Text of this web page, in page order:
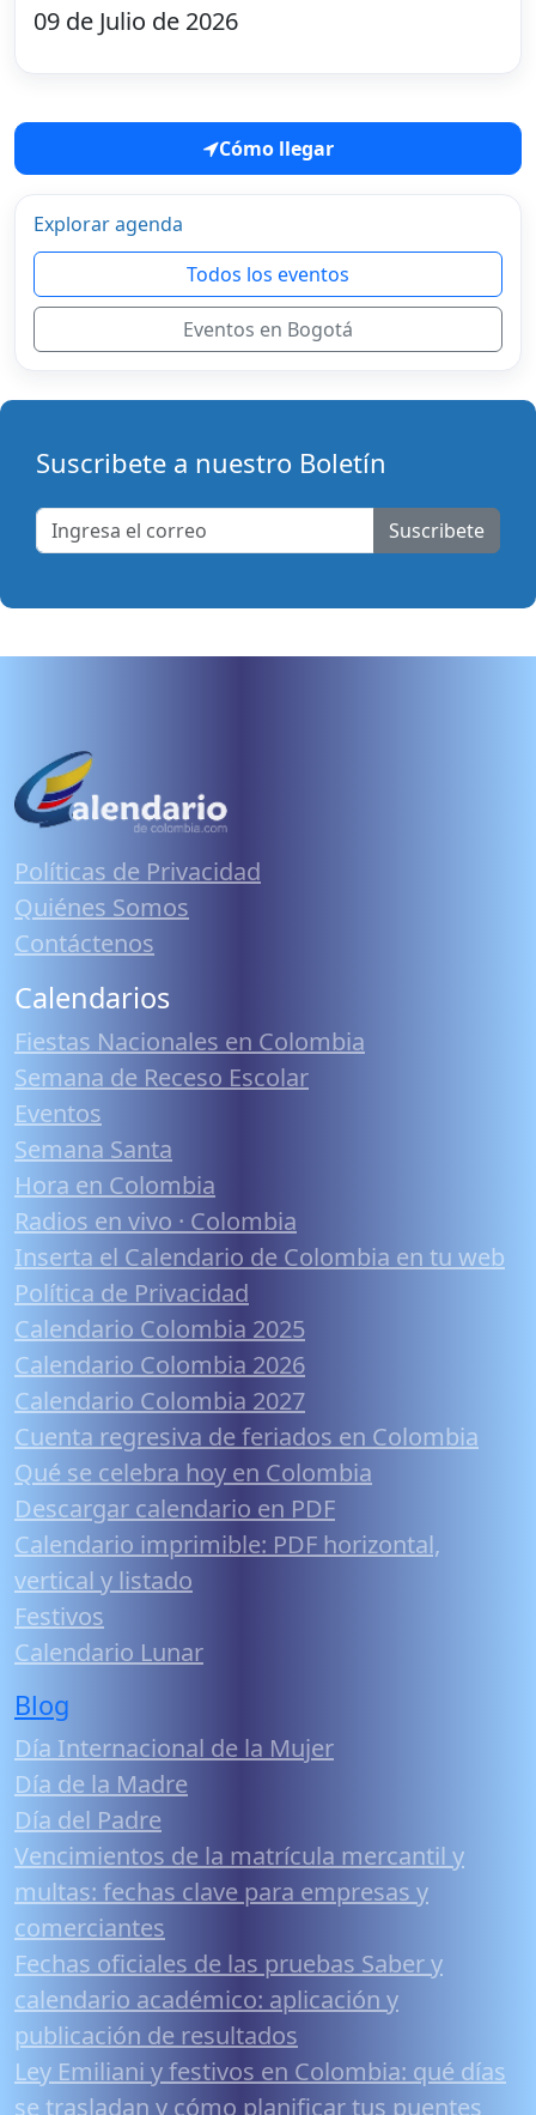
09 de Julio de 2026
Cómo llegar
Explorar agenda
Todos los eventos
Eventos en Bogotá
Suscribete a nuestro Boletín
Suscribete
Políticas de Privacidad
Quiénes Somos
Contáctenos
Calendarios
Fiestas Nacionales en Colombia
Semana de Receso Escolar
Eventos
Semana Santa
Hora en Colombia
Radios en vivo · Colombia
Inserta el Calendario de Colombia en tu web
Política de Privacidad
Calendario Colombia 2025
Calendario Colombia 2026
Calendario Colombia 2027
Cuenta regresiva de feriados en Colombia
Qué se celebra hoy en Colombia
Descargar calendario en PDF
Calendario imprimible: PDF horizontal,
vertical y listado
Festivos
Calendario Lunar
Blog
Día Internacional de la Mujer
Día de la Madre
Día del Padre
Vencimientos de la matrícula mercantil y
multas: fechas clave para empresas y
comerciantes
Fechas oficiales de las pruebas Saber y
calendario académico: aplicación y
publicación de resultados
Ley Emiliani y festivos en Colombia: qué días
se trasladan y cómo planificar tus puentes